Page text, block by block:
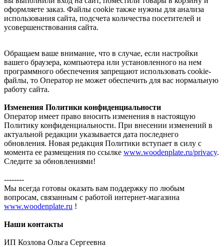
оформляете заказ. Файлы cookie также нужны для анализа
использования сайта, подсчета количества посетителей и
усовершенствования сайта.
Обращаем ваше внимание, что в случае, если настройки
вашего браузера, компьютера или установленного на нем
программного обеспечения запрещают использовать cookie-
файлы, то Оператор не может обеспечить для вас нормальную
работу сайта.
Изменения Политики конфиденциальности
Оператор имеет право вносить изменения в настоящую
Политику конфиденциальности. При внесении изменений в
актуальной редакции указывается дата последнего
обновления. Новая редакция Политики вступает в силу с
момента ее размещения по ссылке www.woodenplate.ru/privacy.
Следите за обновлениями!
--------
Мы всегда готовы оказать вам поддержку по любым
вопросам, связанным с работой интернет-магазина
www.woodenplate.ru !
Наши контакты
ИП Козлова Ольга Сергеевна